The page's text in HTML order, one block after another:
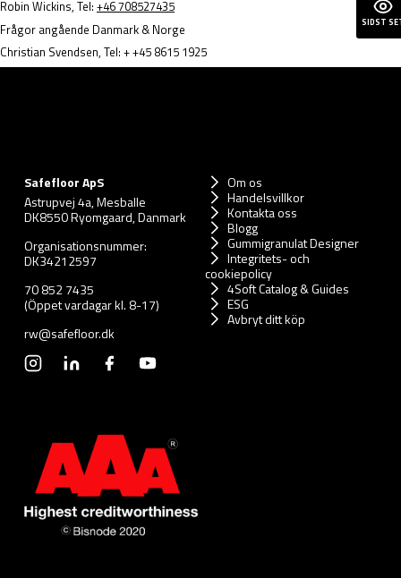
Robin Wickins, Tel: +46 708527435
Frågor angående Danmark & Norge
Christian Svendsen, Tel: ++45 8615 1925
Safefloor ApS
Astrupvej 4a, Mesballe
DK8550 Ryomgaard, Danmark
Organisationsnummer:
DK34212597
70 852 7435
(Öppet vardagar kl. 8-17)
rw@safefloor.dk
Om os
Handelsvillkor
Kontakta oss
Blogg
Gummigranulat Designer
Integritets- och
cookiepolicy
4Soft Catalog & Guides
ESG
Avbryt ditt köp
SIDST